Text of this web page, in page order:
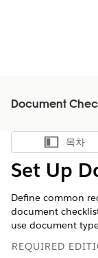
Document
목차 표시
목차
Set Up
Define common
document
use document
REQUIRED